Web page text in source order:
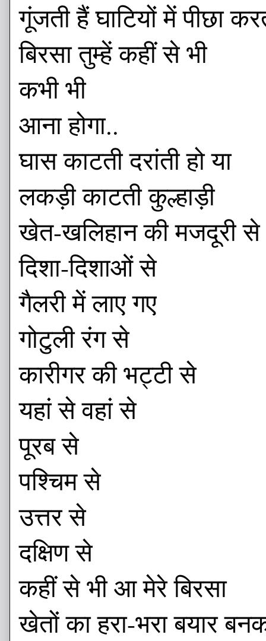
गूंजती हैं घाटियों में पीछा
बिरसा तुम्हें कहीं से भी
कभी भी
आना होगा..
घास काटती दरांती हो या
लकड़ी काटती कुल्हाड़ी
खेत-खलिहान की मजदूरी से
दिशा-दिशाओं से
गैलरी में लाए गए
गोटुली रंग से
कारीगर की भट्टी से
यहां से वहां से
पूरब से
पश्चिम से
उत्तर से
दक्षिण से
कहीं से भी आ मेरे बिरसा
खेतों का हरा-भरा बयार